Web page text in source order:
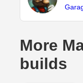
More
builds